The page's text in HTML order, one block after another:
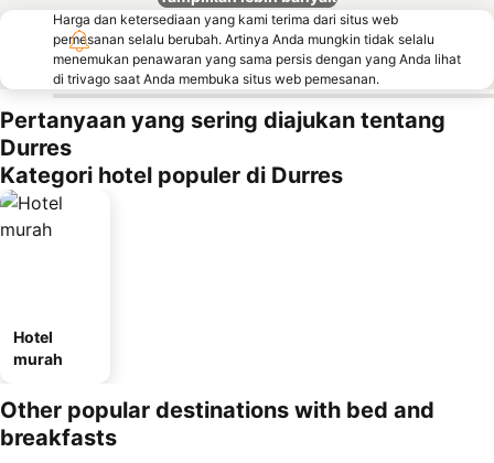
Harga dan ketersediaan yang kami terima dari situs web
pemesanan selalu berubah. Artinya Anda mungkin tidak selalu
menemukan penawaran yang sama persis dengan yang Anda lihat
di trivago saat Anda membuka situs web pemesanan.
Pertanyaan yang sering diajukan tentang
Durres
Kategori hotel populer di Durres
Hotel
murah
Other popular destinations with bed and
breakfasts